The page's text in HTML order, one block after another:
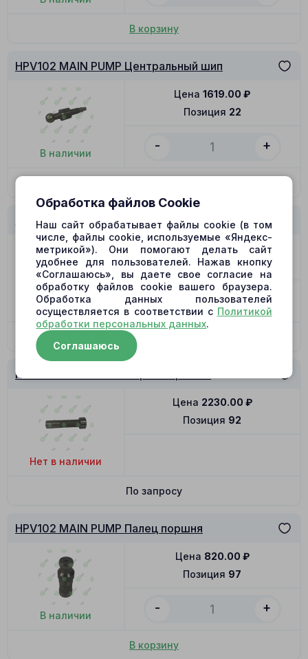
В корзину
HPV102 MAIN PUMP Центральный шип
В наличии
Позиция 22
Цена 1619.00 ₽
- +
HPV102 MAIN PUMP Стопорное кольцо
В наличии
Позиция 66
Цена 96.00₽
- +
В корзину
HPV102 MAIN PUMP Серво поршень
Нет в наличии
Позиция 92
Цена 2230.00 ₽
По запросу
HPV102 MAIN PUMP Палец поршня
В наличии
Позиция 97
Цена 820.00 ₽
- +
В корзину
Обработка файлов Cookie
Наш сайт обрабатывает файлы cookie (в том
числе, файлы cookie, используемые «Яндекс-
метрикой»). Они помогают делать сайт
удобнее для пользователей. Нажав кнопку
«Соглашаюсь», вы даете свое согласие на
обработку файлов cookie вашего браузера.
Обработка данных пользователей
осуществляется в соответствии с Политикой
обработки персональных данных.
Соглашаюсь